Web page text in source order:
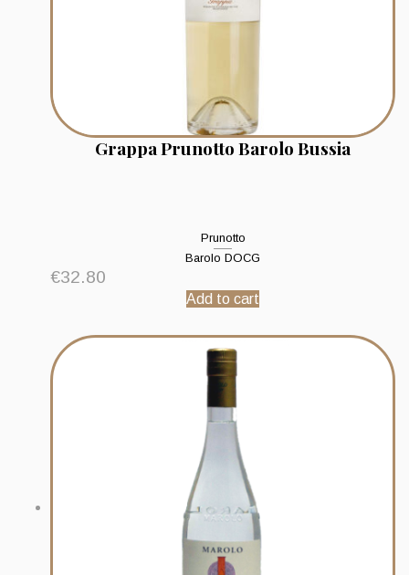
Grappa Prunotto Barolo Bussia
Prunotto
Barolo DOCG
€32.80
Add to cart